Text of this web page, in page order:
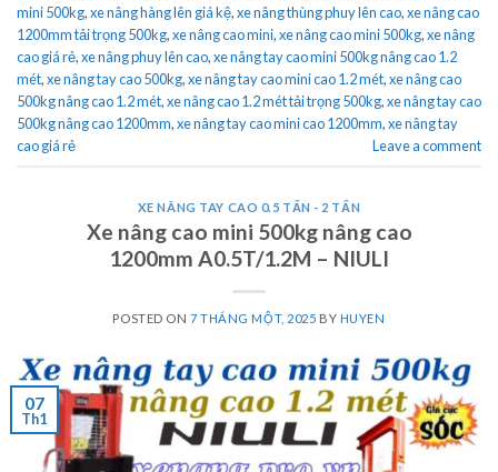
mini 500kg,xe nâng hàng lên giá kệ,xe nâng thùng phuy lên cao,xe nâng cao
1200mm tải trọng 500kg,xe nâng cao mini,xe nâng cao mini 500kg,xe nâng
cao giá rẻ,xe nâng phuy lên cao,xe nâng tay cao mini 500kg nâng cao 1.2
mét,xe nâng tay cao 500kg,xe nâng tay cao mini cao 1.2 mét,xe nâng cao
500kg nâng cao 1.2 mét,xe nâng cao 1.2 mét tải trọng 500kg,xe nâng tay cao
500kg nâng cao 1200mm,xe nâng tay cao mini cao 1200mm,xe nâng tay
cao giá rẻ
Leave a comment
XE NÂNG TAY CAO 0.5 TẤN - 2 TẤN
Xe nâng cao mini 500kg nâng cao
1200mm A0.5T/1.2M – NIULI
POSTED ON 7 THÁNG MỘT, 2025 BY HUYEN
07
Th1